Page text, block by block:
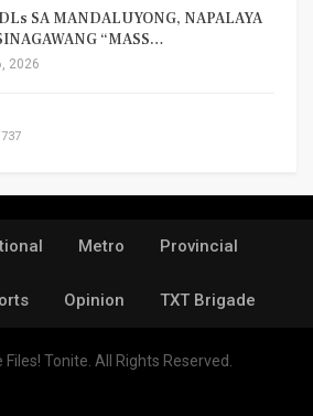
SA MANDALUYONG, NAPALAYA
“MASS…
2026
Metro Provincial
Opinion TXT Brigade
Tonite. All Rights Reserved.